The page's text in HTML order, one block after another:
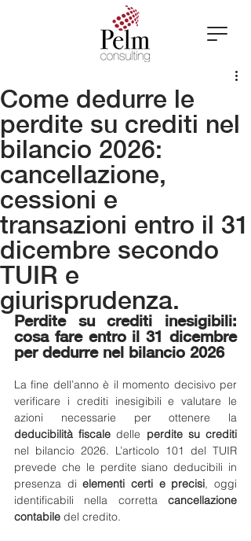
Come dedurre le
perdite su crediti nel
bilancio 2026:
cancellazione,
cessioni e
transazioni entro il 31
dicembre secondo
TUIR e
giurisprudenza.
Perdite su crediti inesigibili:
cosa fare entro il 31 dicembre
per dedurre nel bilancio 2026
La fine dell’anno è il momento decisivo per
verificare i crediti inesigibili e valutare le
deducibilità fiscale delle
nel bilancio 2026. L’articolo 101 del TUIR
prevede che le perdite siano deducibili in
presenza di elementi certi e precisi, oggi
identificabili nella corretta cancellazione
contabile del credito.